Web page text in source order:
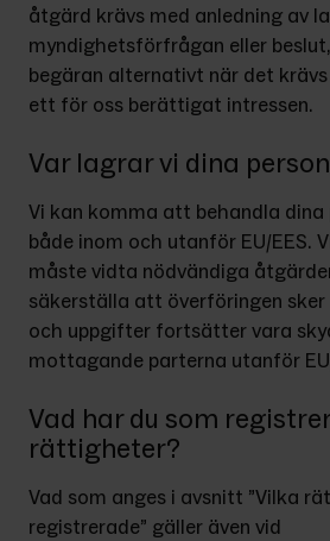
åtgärd krävs med anledning av
myndighetsförfrågan eller
begäran alternativt när det
ett för oss berättigat intressen.
Var lagrar vi dina
Vi kan komma att behandla
både inom och utanför EU/EES.
måste vidta nödvändiga
säkerställa att överföringen
och uppgifter fortsätter vara
mottagande parterna utanför
Vad har du som
rättigheter?
Vad som anges i avsnitt ”Vilka
registrerade” gäller även vid